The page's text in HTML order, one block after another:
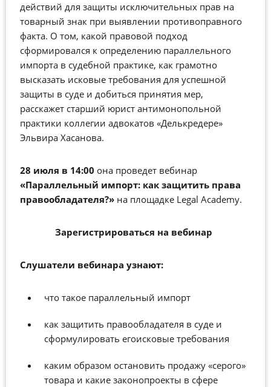
действий для защиты исключительных прав на
товарный знак при выявлении противоправного
факта. О том, какой правовой подход
сформировался к определению параллельного
импорта в судебной практике, как грамотно
высказать исковые требования для успешной
защиты в суде и добиться принятия мер,
расскажет старший юрист антимонопольной
практики коллегии адвокатов «Делькредере»
Эльвира Хасанова.
28 июля в 14:00 она проведет вебинар
«Параллельный импорт: как защитить права
правообладателя?» на площадке Legal Academy.
Зарегистрироваться на вебинар
Слушатели вебинара узнают:
что такое параллельный импорт
как защитить правообладателя в суде и
сформулировать егоисковые требования
каким образом остановить продажу «серого»
товара и какие законопроекты в сфере